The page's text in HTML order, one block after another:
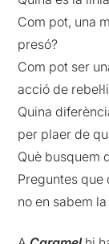
Com pot, una
presó?
Com pot ser
acció de
Quina
per plaer de
Què busquem
Preguntes que
no en sabem